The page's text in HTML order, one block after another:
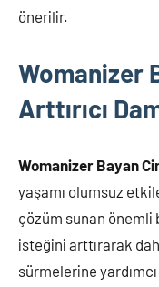
önerilir.
Womanizer
Arttırıcı
Womanizer Bayan
yaşamı olumsuz
çözüm sunan önemli
isteğini arttırarak
sürmelerine